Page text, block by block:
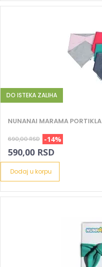
DO ISTEKA ZALIHA
NUNANAI MARAMA PORTIKLA
690,00 RSD -14%
590,00 RSD
Dodaj u korpu